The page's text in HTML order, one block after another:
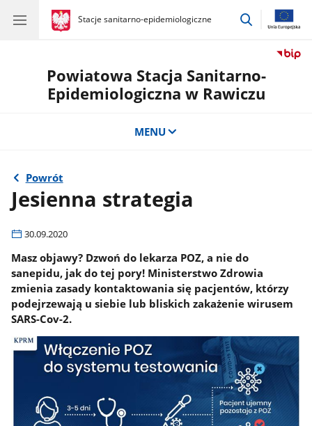
gov.pl
Stacje sanitarno-epidemiologiczne
gov.pl
Stacje
przejdź
Powiatowa Stacja Sanitarno-
Epidemiologiczna w Rawiczu
MENU
Powrót
Jesienna strategia
30.09.2020
Masz objawy? Dzwoń do lekarza POZ, a nie do
sanepidu, jak do tej pory! Ministerstwo Zdrowia
zmienia zasady kontaktowania się pacjentów, którzy
podejrzewają u siebie lub bliskich zakażenie wirusem
SARS-Cov-2.